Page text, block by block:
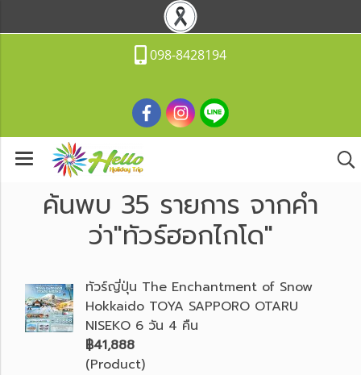
098-8428194
ค้นพบ 35 รายการ จากคำ
ว่า"ทัวร์ฮอกไกโด"
ทัวร์ญี่ปุ่น The Enchantment of Snow
Hokkaido TOYA SAPPORO OTARU
NISEKO 6 วัน 4 คืน
฿41,888
(Product)